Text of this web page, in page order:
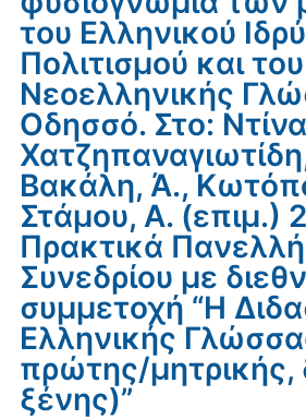
του Ελληνικού
Πολιτισμού και
Νεοελληνικής
Οδησσό. Στο:
Βακάλη, Ά.,
Στάμου, Α. (επιμ.)
Πρακτικά
Συνεδρίου με
συμμετοχή “Η
Ελληνικής
πρώτης/μητρικής,
ξένης)”